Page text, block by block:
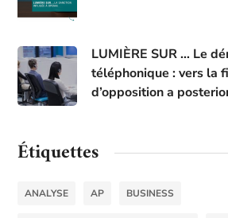
LUMIÈRE SUR … Le
téléphonique : vers la
d’opposition a
Étiquettes
ANALYSE AP BUSINESS